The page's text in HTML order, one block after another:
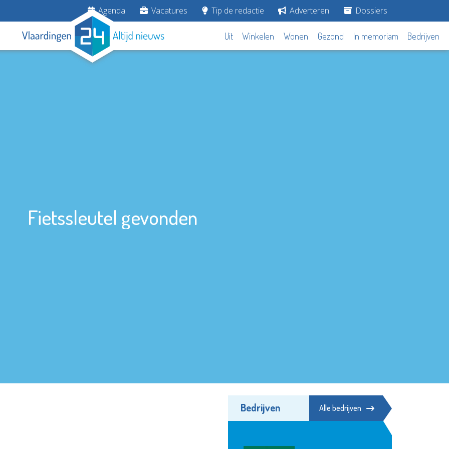
Agenda Vacatures Tip de redactie Adverteren Dossiers
Uit Winkelen Wonen Gezond In memoriam Bedrijven
Fietssleutel gevonden
Bedrijven Alle bedrijven